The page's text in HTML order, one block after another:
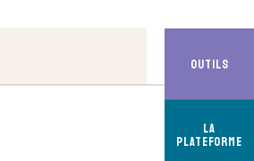
Outils
La
Plateforme